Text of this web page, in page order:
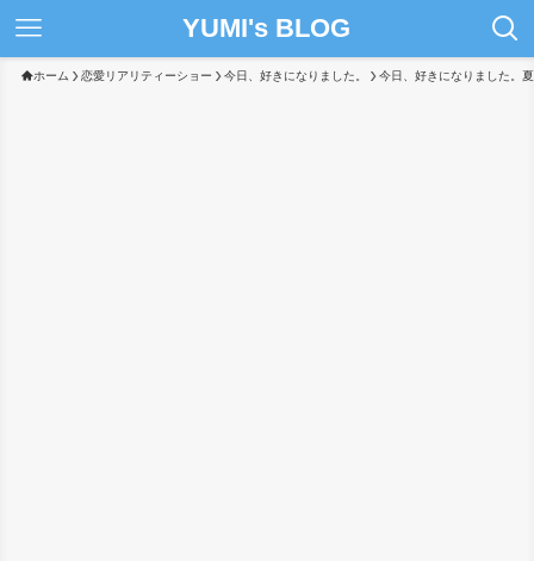
YUMI's BLOG
ホーム 恋愛リアリティーショー 今日、好きになりました。 今日、好きになりました。